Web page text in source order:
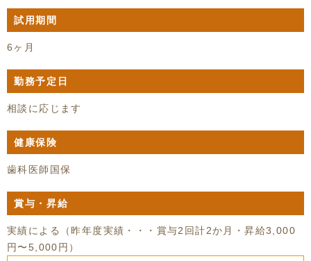
試用期間
6ヶ月
勤務予定日
相談に応じます
健康保険
歯科医師国保
賞与・昇給
実績による（昨年度実績・・・賞与2回計2か月・昇給3,000
円〜5,000円）